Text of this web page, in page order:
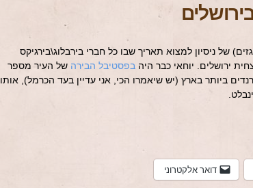
של ניסיון למצוא תאריך שבו כל חברי בירבלוג\בירגיקס
ירושלים. יוחאי כבר היה בפסטיבל הבירה של העיר מספר
ביותר בארץ (יש שיאמרו הכי, אני עדיין בעד הכרמל), אותו
דואר אלקטרוני